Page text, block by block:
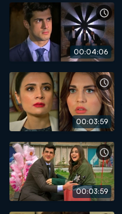
00:04:06
00:03:59
00:03:59